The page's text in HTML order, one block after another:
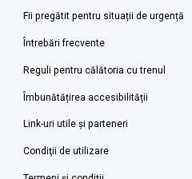
Fii pregătit pentru situații de urgență
Întrebări frecvente
Reguli pentru călătoria cu trenul
Îmbunătățirea accesibilității
Link-uri utile şi parteneri
Condiţii de utilizare